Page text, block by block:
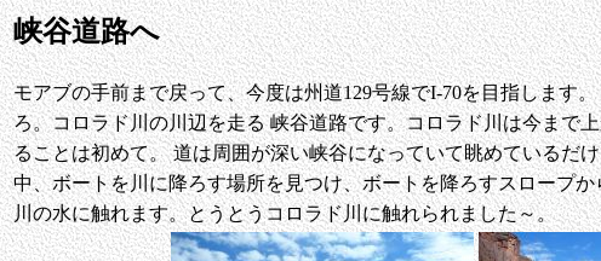
峡谷道路へ
モアブの手前まで戻って、今度は州道129号線でI-70を目指します
ろ。コロラド川の川辺を走る 峡谷道路です。コロラド川は今まで
ることは初めて。 道は周囲が深い峡谷になっていて眺めているだ
中、ボートを川に降ろす場所を見つけ、ボートを降ろすスロープ
川の水に触れます。とうとうコロラド川に触れられました～。